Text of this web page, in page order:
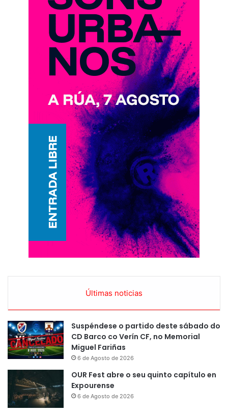
Últimas noticias
Suspéndese o partido deste sábado do
CD Barco co Verín CF, no Memorial
Miguel Fariñas
6 de Agosto de 2026
OUR Fest abre o seu quinto capítulo en
Expourense
6 de Agosto de 2026